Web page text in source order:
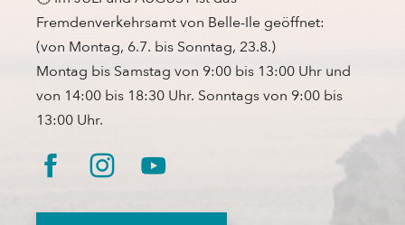
Fremdenverkehrsamt von Belle-Ile geöffnet:
(von Montag, 6.7. bis Sonntag, 23.8.)
Montag bis Samstag von 9:00 bis 13:00 Uhr und
von 14:00 bis 18:30 Uhr. Sonntags von 9:00 bis
13:00 Uhr.